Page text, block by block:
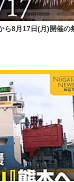
ら8月17日(月)開催の